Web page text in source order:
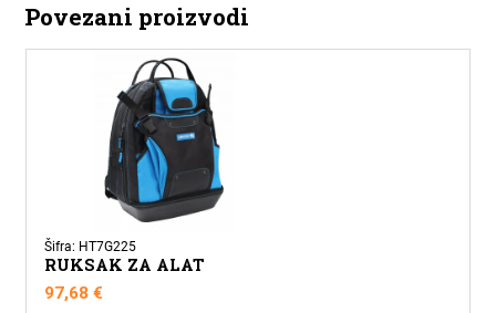
Povezani proizvodi
Šifra: HT7G225
RUKSAK ZA ALAT
97,68€